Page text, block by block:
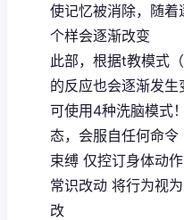
使记忆被消除，随
个样会逐渐改变
此部，根据t教模式
的反应也会逐渐发
可使用4种洗脑模式
态，会服自任何命令
束缚 仅控订身体动
常识改动 将行为视
改